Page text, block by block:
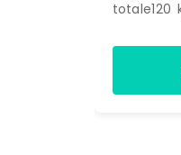
totale120
des
(LxlxH)90